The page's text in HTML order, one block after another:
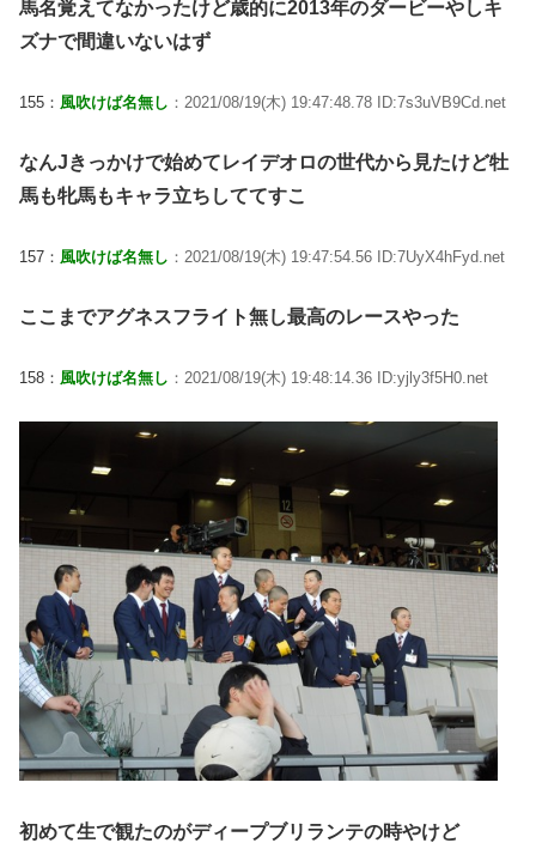
馬名覚えてなかったけど歳的に2013年のダービーやしキ
ズナで間違いないはず
155： 風吹けば名無し ：2021/08/19(木) 19:47:48.78 ID:7s3uVB9Cd.net
なんJきっかけで始めてレイデオロの世代から見たけど牡
馬も牝馬もキャラ立ちしててすこ
157： 風吹けば名無し ：2021/08/19(木) 19:47:54.56 ID:7UyX4hFyd.net
ここまでアグネスフライト無し最高のレースやった
158： 風吹けば名無し ：2021/08/19(木) 19:48:14.36 ID:yjly3f5H0.net
初めて生で観たのがディープブリランテの時やけど